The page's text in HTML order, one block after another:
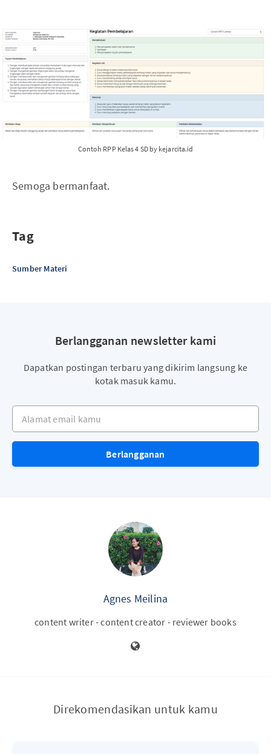
Contoh RPP Kelas 4 SD by kejarcita.id
Semoga bermanfaat.
Tag
Sumber Materi
Berlangganan newsletter kami
Dapatkan postingan terbaru yang dikirim langsung ke
kotak masuk kamu.
Alamat email kamu
Berlangganan
Agnes Meilina
content writer - content creator - reviewer books
Direkomendasikan untuk kamu